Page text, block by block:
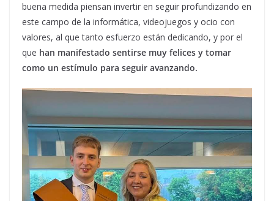
buena medida piensan invertir en seguir profundizando en
este campo de la informática, videojuegos y ocio con
valores, al que tanto esfuerzo están dedicando, y por el
que han manifestado sentirse muy felices y tomar
como un estímulo para seguir avanzando.